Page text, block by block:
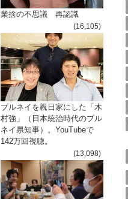
業捨の不思議 再認識
(16,105)
ブルネイを親日家にした「木
村強」（日本統治時代のブル
ネイ県知事）。YouTubeで
142万回視聴。
(13,098)